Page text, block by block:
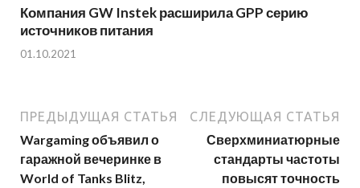
Компания GW Instek расширила GPP серию
источников питания
01.10.2021
ПРЕДЫДУЩАЯ СТАТЬЯ
Wargaming объявил о
гаражной вечеринке в
World of Tanks Blitz,
СЛЕДУЮЩАЯ СТАТЬЯ
Сверхминиатюрные
стандарты частоты
повысят точность